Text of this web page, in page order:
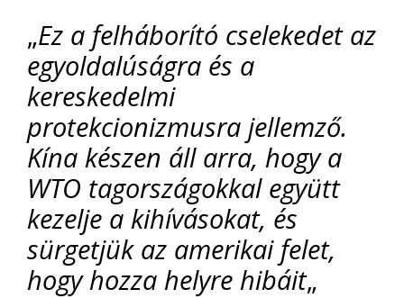
„Ez a felháborító cselekedet az
egyoldalúságra és a
kereskedelmi
protekcionizmusra jellemző.
Kína készen áll arra, hogy a
WTO tagországokkal együtt
kezelje a kihívásokat, és
sürgetjük az amerikai felet,
hogy hozza helyre hibáit„